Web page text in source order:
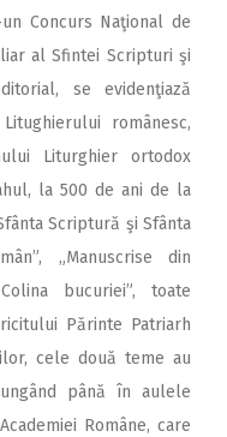
Concurs Naţional de
al Sfintei Scripturi şi
se evidenţiază
românesc,
Liturghier ortodox
la 500 de ani de la
Scriptură şi Sfânta
„Manuscrise din
bucuriei”, toate
Părinte Patriarh
cele două teme au
până în aulele
Române, care